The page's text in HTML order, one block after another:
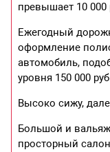
превышает 10
Ежегодный
оформление
автомобиль,
уровня 150 000
Высоко сижу,
Большой и
просторный